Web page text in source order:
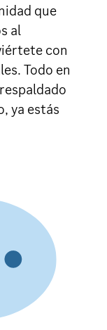
que
al
con
Todo en
ya estás